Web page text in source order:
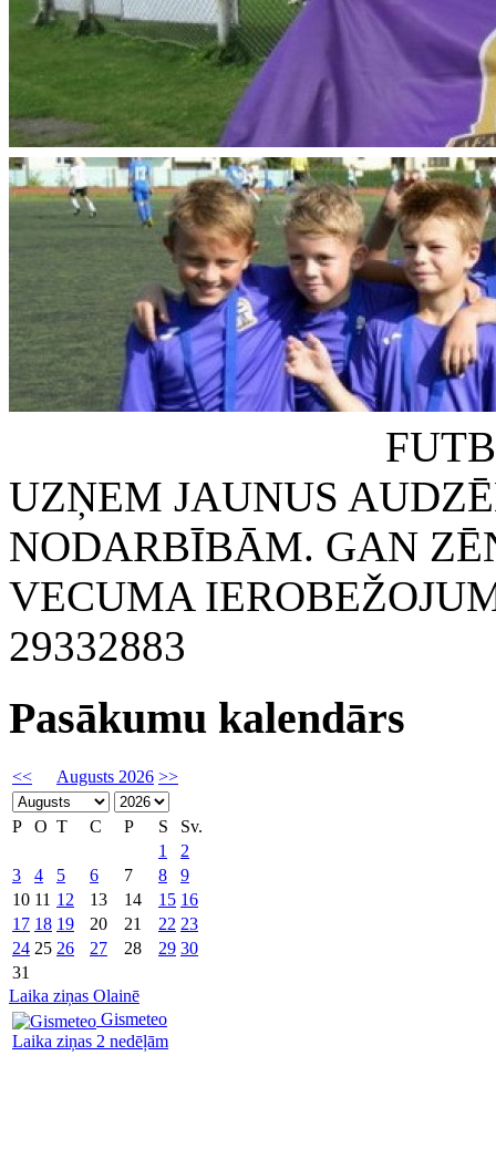
FUTBOLA
UZŅEM JAUNUS
NODARBĪBĀM. GAN
VECUMA
29332883
Pasākumu kalendārs
<< Augusts 2026 >>
P O T C P S
Sv.
1
2
3
4 5 6 7 8
9
10 11 12 13 14 15 16
17 18 19 20 21 22 23
24 25 26 27 28 29 30
31
Laika ziņas Olainē
Gismeteo
Laika ziņas 2 nedēļām